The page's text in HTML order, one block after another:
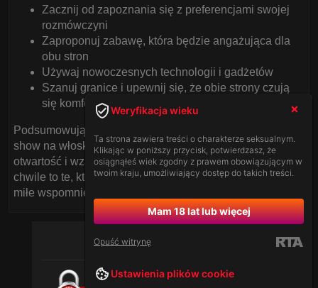
Zacznij od zapoznania się z preferencjami swojej
rozmówczyni
Zaproponuj zabawę, która będzie angażująca dla
obu stron
Używaj nowoczesnych technologii i gadżetów
Szanuj granice i upewnij się, że obie strony czują
się komfortowo
Podsumowując, kluczem do udanego i niecodziennego
show na włoskim czacie dla dorosłych jest wyobraźnia,
otwartość i wzajemny szacunek. Pamiętaj, że najlepsze
chwile to te, które rozśmieszają, zbliżają i pozostawiają
miłe wspomnienia.
Weryfikacja wieku
Ta strona zawiera treści o charakterze seksualnym.
Klikając w poniższy przycisk, potwierdzasz, że
osiągnąłeś wiek zgodny z prawem obowiązującym w
twoim kraju, umożliwiający dostęp do takich treści.
Mam 18 lat lub więcej
Opuść witrynę
Ustawienia plików cookie